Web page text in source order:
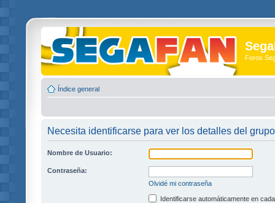
Foros
Índice general
Necesita identificarse para ver los detalles del grupo
Nombre de Usuario:
Contraseña:
Olvidé mi contraseña
Identificarse automáticamente en